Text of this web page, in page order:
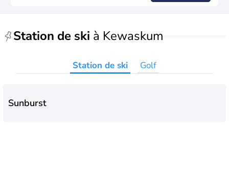
Station de ski à Kewaskum
Station de ski Golf
Sunburst